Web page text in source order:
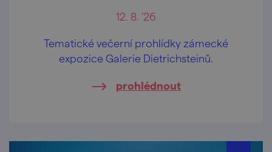
12. 8. '26
Tematické večerní prohlídky zámecké
expozice Galerie Dietrichsteinů.
prohlédnout